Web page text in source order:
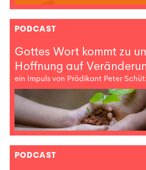
PODCAST
Gottes Wort kommt zu
Hoffnung auf
ein Impuls von Prädikant Peter
PODCAST